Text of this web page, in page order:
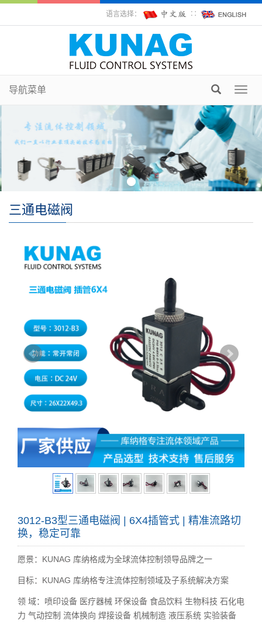
语言选择： ∷
导航菜单
三通电磁阀
3012-B3型三通电磁阀 | 6X4插管式 | 精准流路切
换，稳定可靠
愿景：KUNAG 库纳格成为全球流体控制领导品牌之一
目标：KUNAG 库纳格专注流体控制领域及子系统解决方案
领 域：喷印设备 医疗器械 环保设备 食品饮料 生物科技 石化电
力 气动控制 流体换向 焊接设备 机械制造 液压系统 实验装备